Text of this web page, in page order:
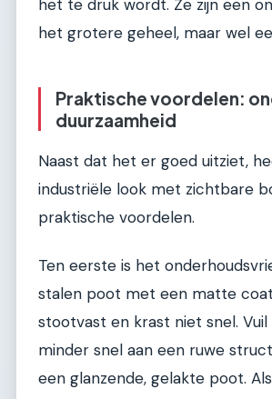
het te druk wordt. Ze zijn een
het grotere geheel, maar wel
Praktische voordelen:
duurzaamheid
Naast dat het er goed uitziet,
industriële look met zichtbare
praktische voordelen.
Ten eerste is het
stalen poot met een matte
stootvast en krast niet snel.
minder snel aan een ruwe
een glanzende, gelakte poot.